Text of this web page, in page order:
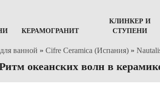
КЕРАМОГРАНИТ
КЛИНКЕР И
СТУПЕНИ
ванной » Cifre Ceramica (Испания) »
океанских волн в